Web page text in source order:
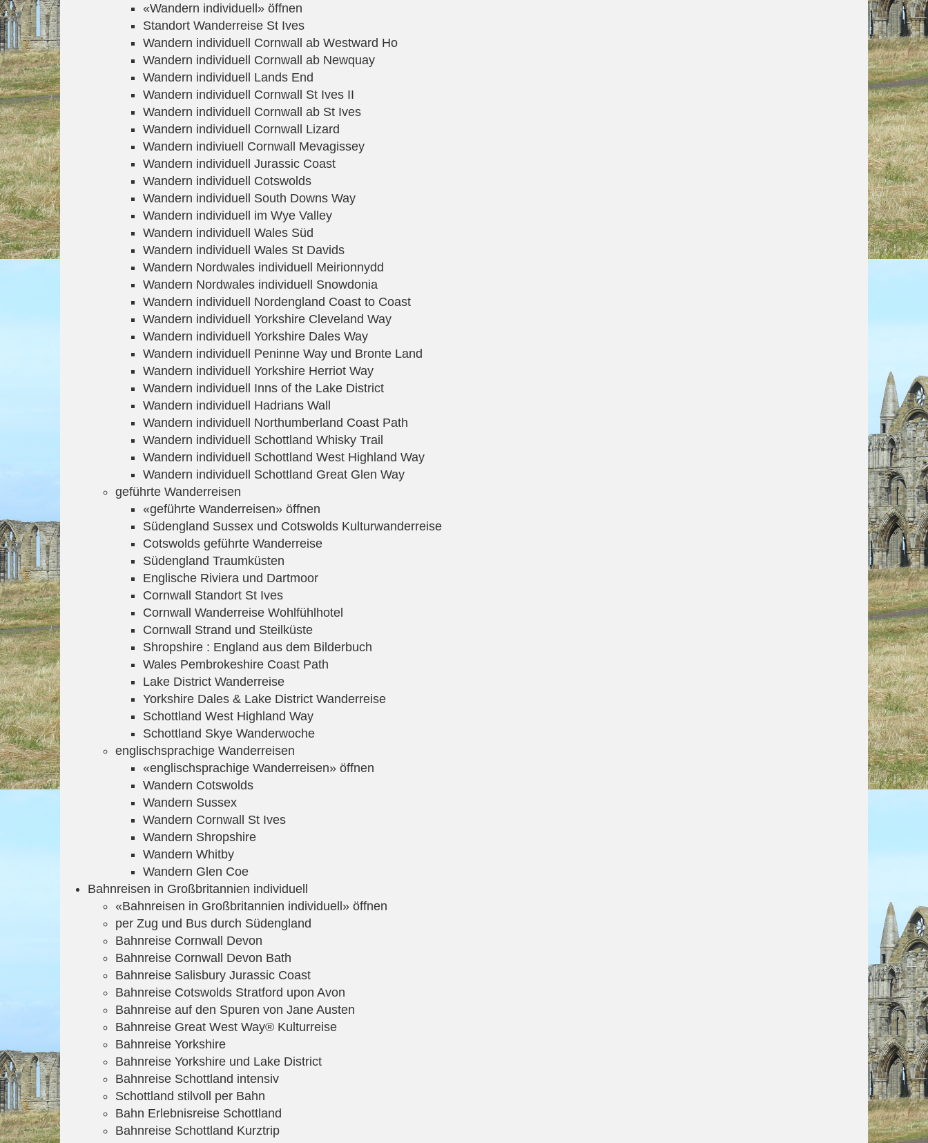
«Wandern individuell» öffnen
Standort Wanderreise St Ives
Wandern individuell Cornwall ab Westward Ho
Wandern individuell Cornwall ab Newquay
Wandern individuell Lands End
Wandern individuell Cornwall St Ives II
Wandern individuell Cornwall ab St Ives
Wandern individuell Cornwall Lizard
Wandern indiviuell Cornwall Mevagissey
Wandern individuell Jurassic Coast
Wandern individuell Cotswolds
Wandern individuell South Downs Way
Wandern individuell im Wye Valley
Wandern individuell Wales Süd
Wandern individuell Wales St Davids
Wandern Nordwales individuell Meirionnydd
Wandern Nordwales individuell Snowdonia
Wandern individuell Nordengland Coast to Coast
Wandern individuell Yorkshire Cleveland Way
Wandern individuell Yorkshire Dales Way
Wandern individuell Peninne Way und Bronte Land
Wandern individuell Yorkshire Herriot Way
Wandern individuell Inns of the Lake District
Wandern individuell Hadrians Wall
Wandern individuell Northumberland Coast Path
Wandern individuell Schottland Whisky Trail
Wandern individuell Schottland West Highland Way
Wandern individuell Schottland Great Glen Way
geführte Wanderreisen
«geführte Wanderreisen» öffnen
Südengland Sussex und Cotswolds Kulturwanderreise
Cotswolds geführte Wanderreise
Südengland Traumküsten
Englische Riviera und Dartmoor
Cornwall Standort St Ives
Cornwall Wanderreise Wohlfühlhotel
Cornwall Strand und Steilküste
Shropshire : England aus dem Bilderbuch
Wales Pembrokeshire Coast Path
Lake District Wanderreise
Yorkshire Dales & Lake District Wanderreise
Schottland West Highland Way
Schottland Skye Wanderwoche
englischsprachige Wanderreisen
«englischsprachige Wanderreisen» öffnen
Wandern Cotswolds
Wandern Sussex
Wandern Cornwall St Ives
Wandern Shropshire
Wandern Whitby
Wandern Glen Coe
Bahnreisen in Großbritannien individuell
«Bahnreisen in Großbritannien individuell» öffnen
per Zug und Bus durch Südengland
Bahnreise Cornwall Devon
Bahnreise Cornwall Devon Bath
Bahnreise Salisbury Jurassic Coast
Bahnreise Cotswolds Stratford upon Avon
Bahnreise auf den Spuren von Jane Austen
Bahnreise Great West Way® Kulturreise
Bahnreise Yorkshire
Bahnreise Yorkshire und Lake District
Bahnreise Schottland intensiv
Schottland stilvoll per Bahn
Bahn Erlebnisreise Schottland
Bahnreise Schottland Kurztrip